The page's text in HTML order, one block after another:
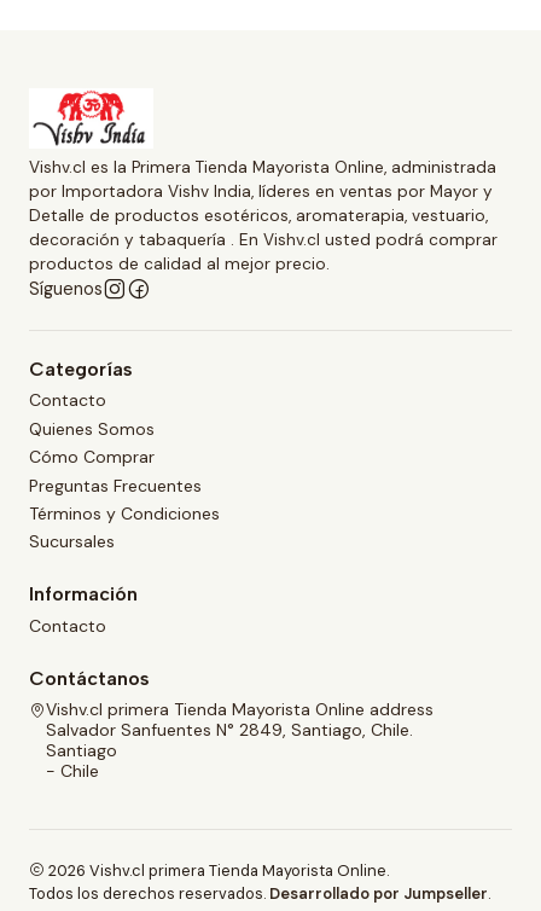
Vishv.cl es la Primera Tienda Mayorista Online, administrada
por Importadora Vishv India, líderes en ventas por Mayor y
Detalle de productos esotéricos, aromaterapia, vestuario,
decoración y tabaquería . En Vishv.cl usted podrá comprar
productos de calidad al mejor precio.
Síguenos
Categorías
Contacto
Quienes Somos
Cómo Comprar
Preguntas Frecuentes
Términos y Condiciones
Sucursales
Información
Contacto
Contáctanos
Vishv.cl primera Tienda Mayorista Online address
Salvador Sanfuentes N° 2849, Santiago, Chile.
Santiago
- Chile
2026 Vishv.cl primera Tienda Mayorista Online.
Todos los derechos reservados. Desarrollado por Jumpseller.